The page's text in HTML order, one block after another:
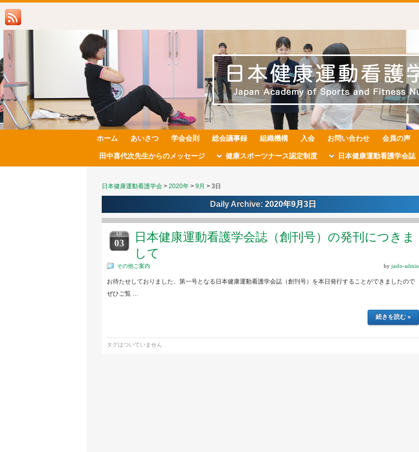
ホーム あいさつ 学会会則 総会議事録 組織機構 入会 お問い合わせ 会員の声
田中喜代次先生からのメッセージ 健康スポーツナース認定制度 日本健康運動看護学会誌
日本健康運動看護学会 > 2020年 > 9月 > 3日
Daily Archive: 2020年9月3日
9月
03
日本健康運動看護学会誌（創刊号）の発刊につきま
して
その他ご案内 by jasfn-admin
お待たせしておりました、第一号となる日本健康運動看護学会誌（創刊号）を本日発行することができましたので
ぜひご覧 …
続きを読む »
タグはついていません